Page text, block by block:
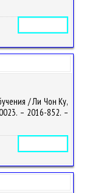
/ Ли Чон Ку,
– 2016-852. –